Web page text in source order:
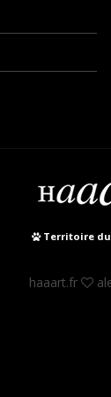
Territoire du
haaart.fr